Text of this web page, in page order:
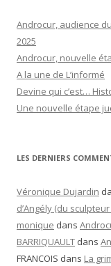
Androcur, audience
2025
Androcur, nouvelle
A la une de L’informé
Devine qui c’est…
Une nouvelle étape
LES DERNIERS
Véronique Dujardin
d’Angély (du
monique dans
BARRIQUAULT dans
FRANCOIS dans La